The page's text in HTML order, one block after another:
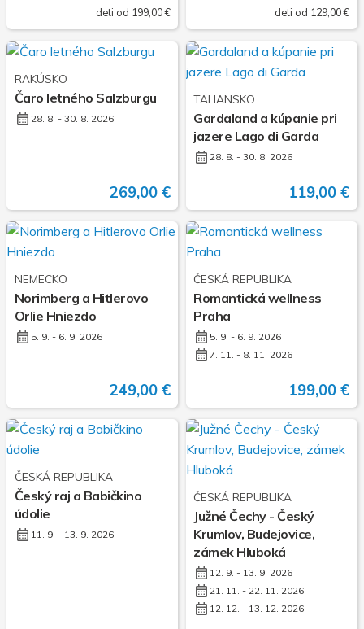
deti od 199,00 € deti od 129,00 €
RAKÚSKO
Čaro letného Salzburgu
28. 8. - 30. 8. 2026
269,00 €
TALIANSKO
Gardaland a kúpanie pri
jazere Lago di Garda
28. 8. - 30. 8. 2026
119,00 €
NEMECKO
Norimberg a Hitlerovo
Orlie Hniezdo
5. 9. - 6. 9. 2026
249,00 €
ČESKÁ REPUBLIKA
Romantická wellness
Praha
5. 9. - 6. 9. 2026
7. 11. - 8. 11. 2026
199,00 €
ČESKÁ REPUBLIKA
Český raj a Babičkino
údolie
11. 9. - 13. 9. 2026
ČESKÁ REPUBLIKA
Južné Čechy - Český
Krumlov, Budejovice,
zámek Hluboká
12. 9. - 13. 9. 2026
21. 11. - 22. 11. 2026
12. 12. - 13. 12. 2026